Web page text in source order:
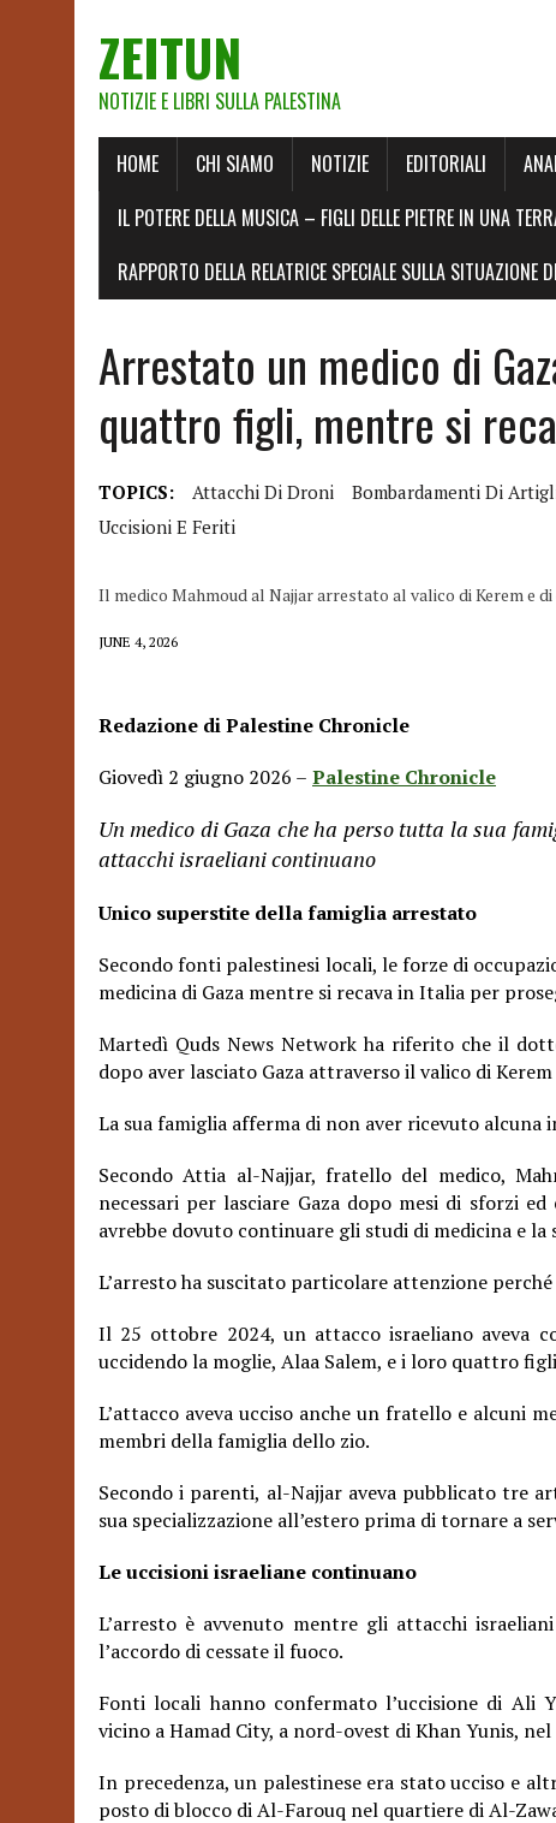
ZEITUN
NOTIZIE E LIBRI SULLA PALESTINA
HOME CHI SIAMO NOTIZIE EDITORIALI
IL POTERE DELLA MUSICA – FIGLI DELLE PIETRE IN UNA
RAPPORTO DELLA RELATRICE SPECIALE SULLA
Arrestato un medico di
quattro figli, mentre si
TOPICS: Attacchi Di Droni Bombardamenti Di
Uccisioni E Feriti
Il medico Mahmoud al Najjar arrestato al valico di Kerem e
JUNE 4, 2026
Redazione di Palestine Chronicle
Giovedì 2 giugno 2026 – Palestine Chronicle
Un medico di Gaza che ha perso tutta la sua
attacchi israeliani continuano
Unico superstite della famiglia arrestato
Secondo fonti palestinesi locali, le forze di
medicina di Gaza mentre si recava in Italia per
Martedì Quds News Network ha riferito che il
dopo aver lasciato Gaza attraverso il valico di Kerem
La sua famiglia afferma di non aver ricevuto
Secondo Attia al-Najjar, fratello del medico,
necessari per lasciare Gaza dopo mesi di sforzi
avrebbe dovuto continuare gli studi di medicina e la
L’arresto ha suscitato particolare attenzione
Il 25 ottobre 2024, un attacco israeliano aveva
uccidendo la moglie, Alaa Salem, e i loro quattro
L’attacco aveva ucciso anche un fratello e alcuni
membri della famiglia dello zio.
Secondo i parenti, al-Najjar aveva pubblicato tre
sua specializzazione all’estero prima di tornare a
Le uccisioni israeliane continuano
L’arresto è avvenuto mentre gli attacchi
l’accordo di cessate il fuoco.
Fonti locali hanno confermato l’uccisione di Ali
vicino a Hamad City, a nord-ovest di Khan Yunis,
In precedenza, un palestinese era stato ucciso e
posto di blocco di Al-Farouq nel quartiere di Al-